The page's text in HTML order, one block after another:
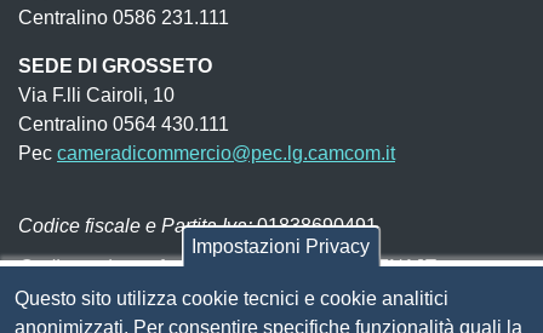
Centralino 0586 231.111
SEDE DI GROSSETO
Via F.lli Cairoli, 10
Centralino 0564 430.111
Pec cameradicommercio@pec.lg.camcom.it
Codice fiscale e Partita Iva:01838690491
Codice univoco fatturazione elettronica:
UFN1JE
Pagare con PagoPA
Impostazioni Privacy
Questo sito utilizza cookie tecnici e cookie analitici
anonimizzati. Per consentire specifiche funzionalità quali la